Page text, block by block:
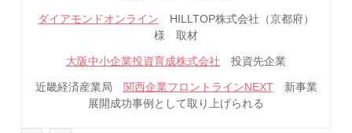
ダイアモンドオンライン HILLTOP株式会社（京都府）
様 取材
大阪中小企業投資育成株式会社 投資先企業
近畿経済産業局 関西企業フロントラインNEXT新事業
展開成功事例として取り上げられる